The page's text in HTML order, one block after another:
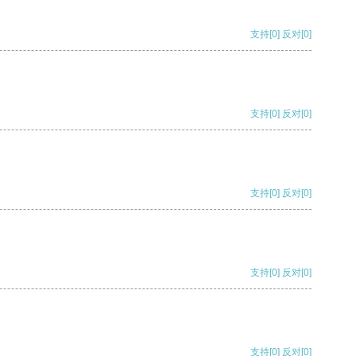
支持[0] 反对[0]
支持[0] 反对[0]
支持[0] 反对[0]
支持[0] 反对[0]
支持[0] 反对[0]